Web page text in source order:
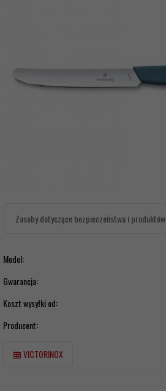
Zasoby dotyczące bezpieczeństwa i produktów
Model:
Gwarancja:
Koszt wysyłki od:
Producent:
VICTORINOX